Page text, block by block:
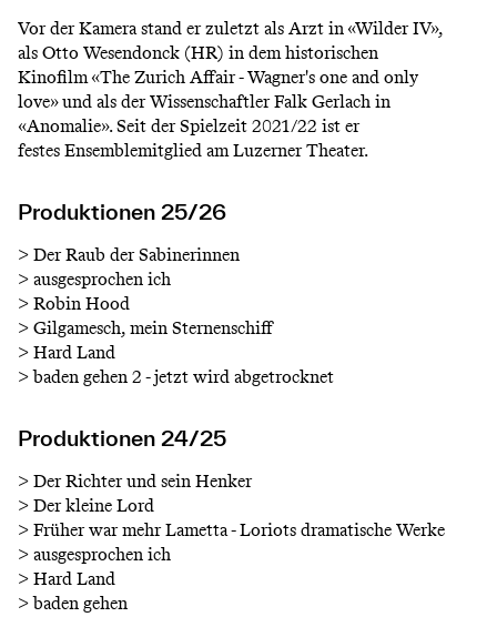
Vor der Kamera stand er zuletzt als Arzt in «Wilder IV»,
als Otto Wesendonck (HR) in dem historischen
Kinofilm «The Zurich Affair - Wagner's one and only
love» und als der Wissenschaftler Falk Gerlach in
«Anomalie». Seit der Spielzeit 2021/22 ist er
festes Ensemblemitglied am Luzerner Theater.
Produktionen 25/26
>Der Raub der Sabinerinnen
>ausgesprochen ich
>Robin Hood
>Gilgamesch, mein Sternenschiff
>Hard Land
>baden gehen 2 - jetzt wird abgetrocknet
Produktionen 24/25
>Der Richter und sein Henker
>Der kleine Lord
>Früher war mehr Lametta - Loriots dramatische Werke
>ausgesprochen ich
>Hard Land
>baden gehen